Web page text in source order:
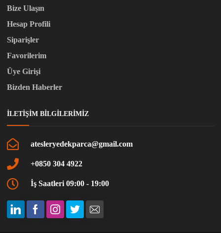
Bize Ulaşın
Hesap Profili
Siparişler
Favorilerim
Üye Girişi
Bizden Haberler
İLETIŞIM BILGILERIMIZ
atesleryedekparca@gmail.com
+0850 304 4922
İş Saatleri 09:00 - 19:00